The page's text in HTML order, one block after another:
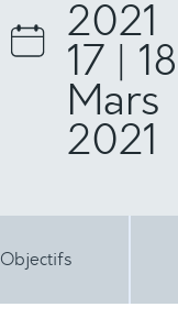
2021
17 | 18
Mars
2021
Objectifs